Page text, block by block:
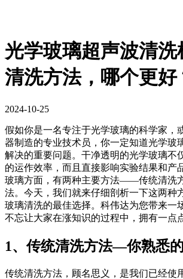
光学玻璃超声波清洗
清洗方法，哪个更好
2024-10-25
假如你是一名专注于光学玻璃的科学家，
器制造的专业技术员，你一定知道光学玻
解决的重要问题。干净透明的光学玻璃不
的运作效率，而且直接影响实验结果和产
玻璃方面，有两种主要方法——传统清洗
法。今天，我们就来仔细剖析一下这两种
玻璃清洗的最佳选择。科伟达为您带来一
不忘让大家在涨知识的过程中，拥有一点
1、传统清洗方法—你熟悉
传统清洗方法，顾名思义，是我们已经使